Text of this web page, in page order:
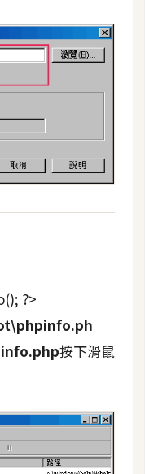
?>
按下滑鼠